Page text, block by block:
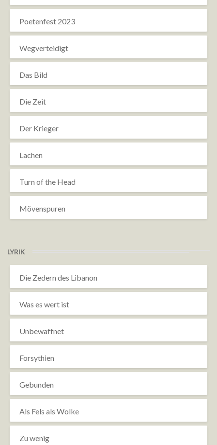
Poetenfest 2023
Wegverteidigt
Das Bild
Die Zeit
Der Krieger
Lachen
Turn of the Head
Mövenspuren
LYRIK
Die Zedern des Libanon
Was es wert ist
Unbewaffnet
Forsythien
Gebunden
Als Fels als Wolke
Zu wenig